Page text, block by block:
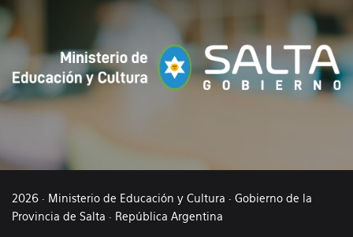
2026 · Ministerio de Educación y Cultura · Gobierno de la
Provincia de Salta · República Argentina